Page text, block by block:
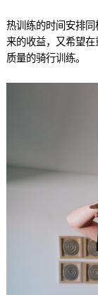
热训练的时间安排
来的收益，又希望
质量的骑行训练。